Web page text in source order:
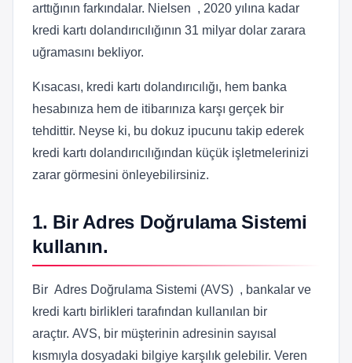
arttığının farkındalar. Nielsen , 2020 yılına kadar
kredi kartı dolandırıcılığının 31 milyar dolar zarara
uğramasını bekliyor.
Kısacası, kredi kartı dolandırıcılığı, hem banka
hesabınıza hem de itibarınıza karşı gerçek bir
tehdittir. Neyse ki, bu dokuz ipucunu takip ederek
kredi kartı dolandırıcılığından küçük işletmelerinizi
zarar görmesini önleyebilirsiniz.
1. Bir Adres Doğrulama Sistemi
kullanın.
Bir Adres Doğrulama Sistemi (AVS) , bankalar ve
kredi kartı birlikleri tarafından kullanılan bir
araçtır. AVS, bir müşterinin adresinin sayısal
kısmıyla dosyadaki bilgiye karşılık gelebilir. Veren